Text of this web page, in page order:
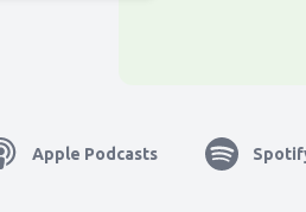
Apple Podcasts